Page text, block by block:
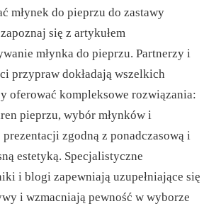
młynek do pieprzu do zastawy
się z artykułem
młynka do pieprzu. Partnerzy i
przypraw dokładają wszelkich
oferować kompleksowe rozwiązania:
pieprzu, wybór młynków i
prezentacji zgodną z ponadczasową i
estetyką. Specjalistyczne
i blogi zapewniają uzupełniające się
i wzmacniają pewność w wyborze